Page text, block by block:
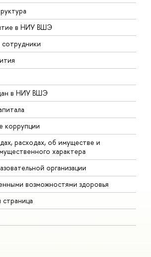
в НИУ ВШЭ
в НИУ ВШЭ
коррупции
расходах, об имуществе и
характера
организации
возможностями здоровья
страница